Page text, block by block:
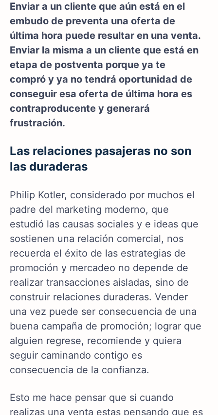
Enviar a un cliente que aún está en el
embudo de preventa una oferta de
última hora puede resultar en una venta.
Enviar la misma a un cliente que está en
etapa de postventa porque ya te
compró y ya no tendrá oportunidad de
conseguir esa oferta de última hora es
contraproducente y generará
frustración.
Las relaciones pasajeras no son
las duraderas
Philip Kotler, considerado por muchos el
padre del marketing moderno, que
estudió las causas sociales y e ideas que
sostienen una relación comercial, nos
recuerda el éxito de las estrategias de
promoción y mercadeo no depende de
realizar transacciones aisladas, sino de
construir relaciones duraderas. Vender
una vez puede ser consecuencia de una
buena campaña de promoción; lograr que
alguien regrese, recomiende y quiera
seguir caminando contigo es
consecuencia de la confianza.
Esto me hace pensar que si cuando
realizas una venta estas pensando que es